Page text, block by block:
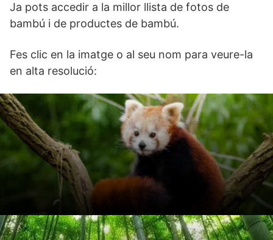
Ja pots accedir a la millor llista de fotos de
bambú i de productes de bambú.
Fes clic en la imatge o al seu nom para veure-la
en alta resolució: